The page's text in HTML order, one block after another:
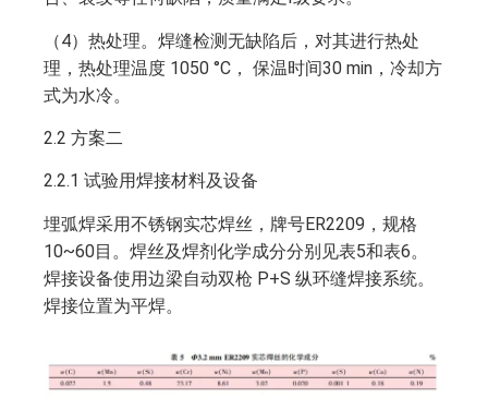
（4）热处理。焊缝检测无缺陷后，对其进行热处
理，热处理温度 1050 °C， 保温时间30 min，冷却方
式为水冷。
2.2 方案二
2.2.1 试验用焊接材料及设备
埋弧焊采用不锈钢实芯焊丝，牌号ER2209，规格
10~60目。焊丝及焊剂化学成分分别见表5和表6。
焊接设备使用边梁自动双枪 P+S 纵环缝焊接系统。
焊接位置为平焊。